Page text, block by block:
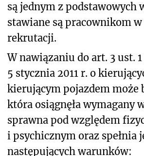
są jednym z podstawowych
stawiane są pracownikom
rekrutacji.
W nawiązaniu do art. 3 ust.
5 stycznia 2011 r. o
kierującym pojazdem może
która osiągnęła wymagany
sprawna pod względem
i psychicznym oraz spełnia
następujących warunków: